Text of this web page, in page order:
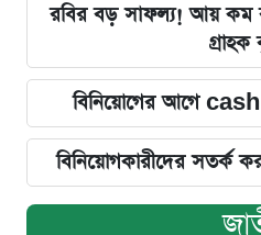
রবির বড় সাফল্য! আয় কম
গ্রাহক
বিনিয়োগের আগে
বিনিয়োগকারীদের সতর্ক